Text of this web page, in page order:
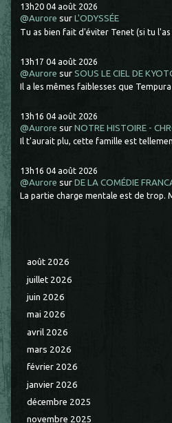
13h20 04 août 2026
@Aurore surL'ODYSSÉE
Tu as bien fait d'éviter Tenet (si tu l'as
13h17 04 août 2026
@Aurore surSOUS LE CIEL DE
Il a les mêmes faiblesses que
13h16 04 août 2026
@Aurore surNOTRE HISTOIRE -
Il t'aurait plu, cette famille est
13h16 04 août 2026
@Aurore surDE LA COMÉDIE
La partie charge mentale est de trop.
août 2026
juillet 2026
juin 2026
mai 2026
avril 2026
mars 2026
février 2026
janvier 2026
décembre 2025
novembre 2025